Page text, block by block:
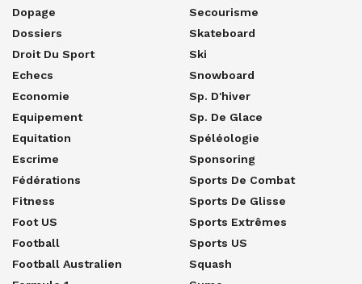
Dopage
Dossiers
Droit Du Sport
Echecs
Economie
Equipement
Equitation
Escrime
Fédérations
Fitness
Foot US
Football
Football Australien
Secourisme
Skateboard
Ski
Snowboard
Sp. D'hiver
Sp. De Glace
Spéléologie
Sponsoring
Sports De Combat
Sports De Glisse
Sports Extrêmes
Sports US
Squash